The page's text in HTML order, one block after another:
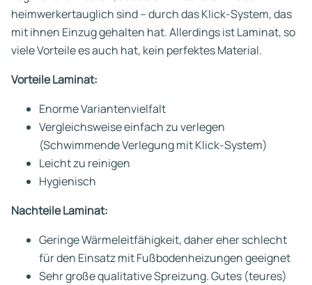
heimwerkertauglich sind – durch das Klick-System, das
mit ihnen Einzug gehalten hat. Allerdings ist Laminat, so
viele Vorteile es auch hat, kein perfektes Material.
Vorteile Laminat:
Enorme Variantenvielfalt
Vergleichsweise einfach zu verlegen
(Schwimmende Verlegung mit Klick-System)
Leicht zu reinigen
Hygienisch
Nachteile Laminat:
Geringe Wärmeleitfähigkeit, daher eher schlecht
für den Einsatz mit Fußbodenheizungen geeignet
Sehr große qualitative Spreizung. Gutes (teures)